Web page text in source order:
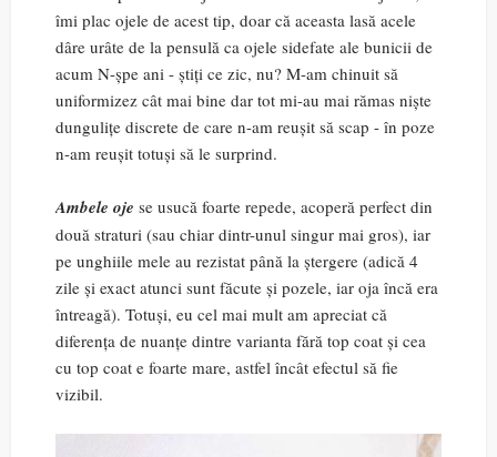
îmi plac ojele de acest tip, doar că aceasta lasă acele
dâre urâte de la pensulă ca ojele sidefate ale bunicii de
acum N-șpe ani - știți ce zic, nu? M-am chinuit să
uniformizez cât mai bine dar tot mi-au mai rămas niște
dungulițe discrete de care n-am reușit să scap - în poze
n-am reușit totuși să le surprind.
Ambele oje se usucă foarte repede, acoperă perfect din
două straturi (sau chiar dintr-unul singur mai gros), iar
pe unghiile mele au rezistat până la ștergere (adică 4
zile și exact atunci sunt făcute și pozele, iar oja încă era
întreagă). Totuși, eu cel mai mult am apreciat că
diferența de nuanțe dintre varianta fără top coat și cea
cu top coat e foarte mare, astfel încât efectul să fie
vizibil.